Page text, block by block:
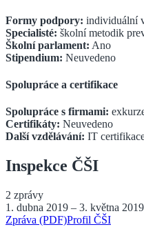
Formy podpory: individuální
Specialisté: školní metodik
Školní parlament: Ano
Stipendium: Neuvedeno
Spolupráce a certifikace
Spolupráce s firmami:
Certifikáty: Neuvedeno
Další vzdělávání: IT
Inspekce ČŠI
2 zprávy
1. dubna 2019 – 3. května 2019
Zpráva (PDF)Profil ČŠI